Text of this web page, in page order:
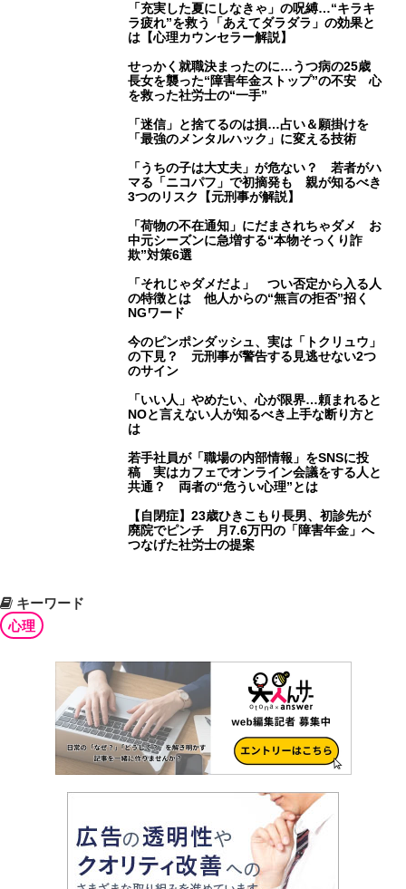
「充実した夏にしなきゃ」の呪縛…“キラキ
ラ疲れ”を救う「あえてダラダラ」の効果と
は【心理カウンセラー解説】
せっかく就職決まったのに…うつ病の25歳
長女を襲った“障害年金ストップ”の不安 心
を救った社労士の“一手”
「迷信」と捨てるのは損…占い＆願掛けを
「最強のメンタルハック」に変える技術
「うちの子は大丈夫」が危ない？ 若者がハ
マる「ニコパフ」で初摘発も 親が知るべき
3つのリスク【元刑事が解説】
「荷物の不在通知」にだまされちゃダメ お
中元シーズンに急増する“本物そっくり詐
欺”対策6選
「それじゃダメだよ」 つい否定から入る人
の特徴とは 他人からの“無言の拒否”招く
NGワード
今のピンポンダッシュ、実は「トクリュウ」
の下見？ 元刑事が警告する見逃せない2つ
のサイン
「いい人」やめたい、心が限界…頼まれると
NOと言えない人が知るべき上手な断り方と
は
若手社員が「職場の内部情報」をSNSに投
稿 実はカフェでオンライン会議をする人と
共通？ 両者の“危うい心理”とは
【自閉症】23歳ひきこもり長男、初診先が
廃院でピンチ 月7.6万円の「障害年金」へ
つなげた社労士の提案
キーワード
心理